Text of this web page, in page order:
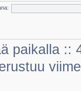
paikalla ::